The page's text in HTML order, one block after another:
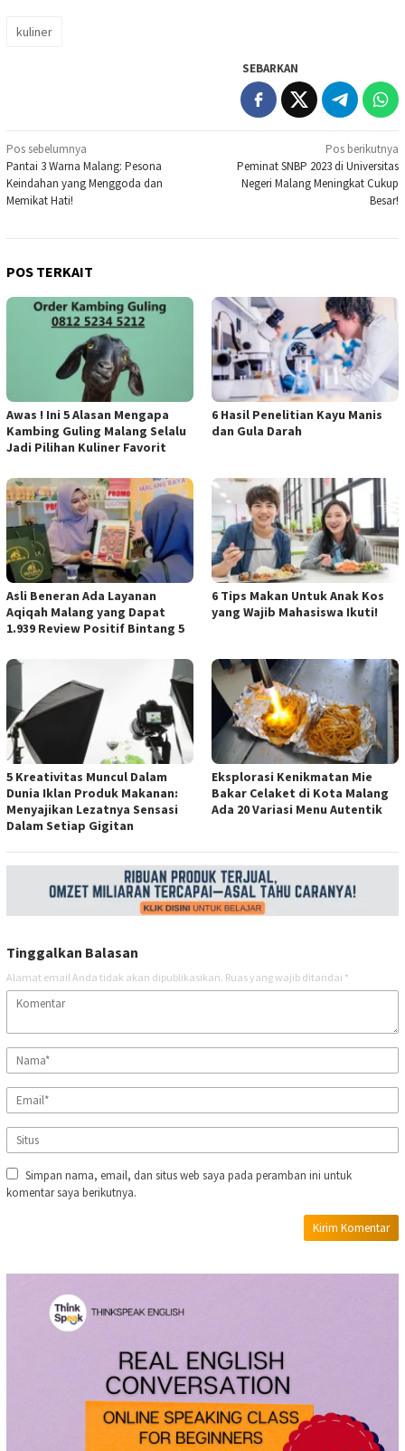
kuliner
SEBARKAN
Navigasi
pos
Pos sebelumnya
Pantai 3 Warna Malang: Pesona
Keindahan yang Menggoda dan
Memikat Hati!
Pos berikutnya
Peminat SNBP 2023 di Universitas
Negeri Malang Meningkat Cukup
Besar!
POS TERKAIT
Awas ! Ini 5 Alasan Mengapa
Kambing Guling Malang Selalu
Jadi Pilihan Kuliner Favorit
6 Hasil Penelitian Kayu Manis
dan Gula Darah
Asli Beneran Ada Layanan
Aqiqah Malang yang Dapat
1.939 Review Positif Bintang 5
6 Tips Makan Untuk Anak Kos
yang Wajib Mahasiswa Ikuti!
5 Kreativitas Muncul Dalam
Dunia Iklan Produk Makanan:
Menyajikan Lezatnya Sensasi
Dalam Setiap Gigitan
Eksplorasi Kenikmatan Mie
Bakar Celaket di Kota Malang
Ada 20 Variasi Menu Autentik
Tinggalkan Balasan
Alamat email Anda tidak akan dipublikasikan. Ruas yang wajib ditandai *
Simpan nama, email, dan situs web saya pada peramban ini untuk
komentar saya berikutnya.